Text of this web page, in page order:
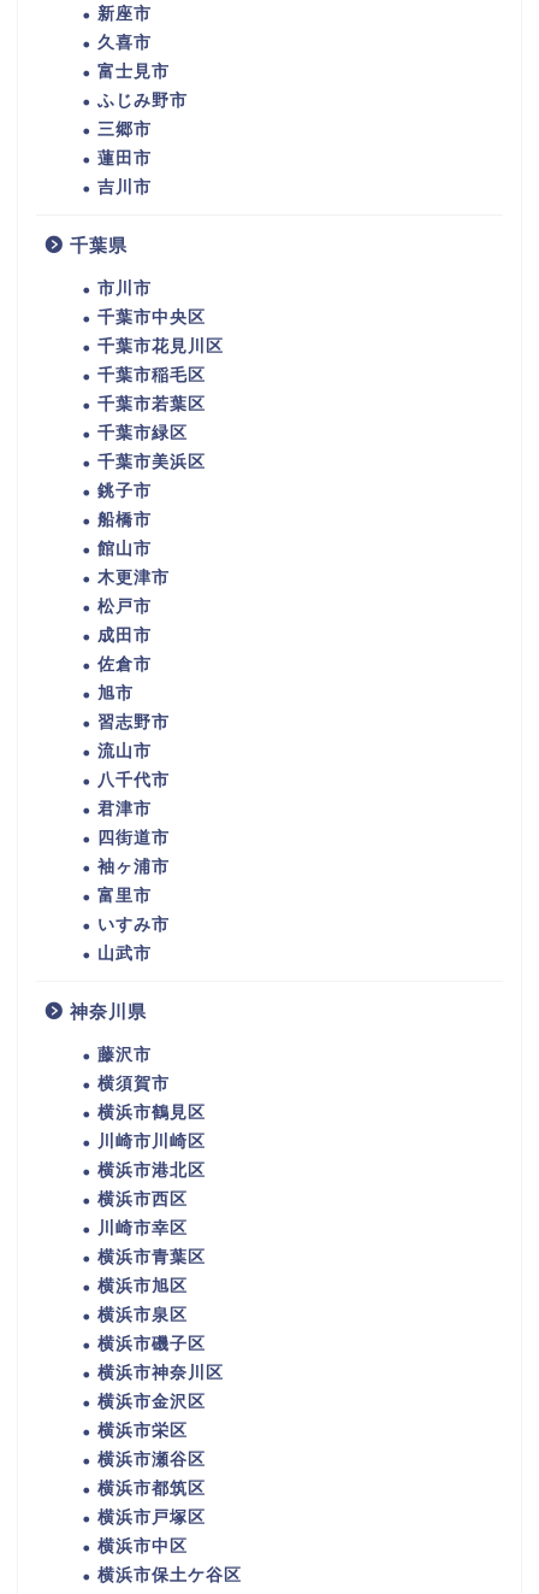
新座市
久喜市
富士見市
ふじみ野市
三郷市
蓮田市
吉川市
千葉県
市川市
千葉市中央区
千葉市花見川区
千葉市稲毛区
千葉市若葉区
千葉市緑区
千葉市美浜区
銚子市
船橋市
館山市
木更津市
松戸市
成田市
佐倉市
旭市
習志野市
流山市
八千代市
君津市
四街道市
袖ヶ浦市
富里市
いすみ市
山武市
神奈川県
藤沢市
横須賀市
横浜市鶴見区
川崎市川崎区
横浜市港北区
横浜市西区
川崎市幸区
横浜市青葉区
横浜市旭区
横浜市泉区
横浜市磯子区
横浜市神奈川区
横浜市金沢区
横浜市栄区
横浜市瀬谷区
横浜市都筑区
横浜市戸塚区
横浜市中区
横浜市保土ケ谷区